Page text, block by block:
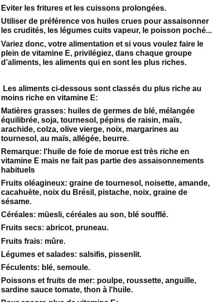
Eviter les fritures et les cuissons prolongées.
Utiliser de préférence vos huiles crues pour assaisonner
les crudités, les légumes cuits vapeur, le poisson poché...
Variez donc, votre alimentation et si vous voulez faire le
plein de vitamine E, privilégiez, dans chaque groupe
d’aliments, les aliments qui en sont les plus riches.
Les aliments ci-dessous sont classés du plus riche au
moins riche en vitamine E:
Matières grasses: huiles de germes de blé, mélangée
équilibrée, soja, tournesol, pépins de raisin, maïs,
arachide, colza, olive vierge, noix, margarines au
tournesol, au maïs, allégée, beurre.
Remarque: l'huile de foie de morue est très riche en
vitamine E mais ne fait pas partie des assaisonnements
habituels
Fruits oléagineux: graine de tournesol, noisette, amande,
cacahuète, noix du Brésil, pistache, noix, graine de
sésame.
Céréales: müesli, céréales au son, blé soufflé.
Fruits secs: abricot, pruneau.
Fruits frais: mûre.
Légumes et salades: salsifis, pissenlit.
Féculents: blé, semoule.
Poissons et fruits de mer: poulpe, roussette, anguille,
sardine sauce tomate, thon à l'huile.